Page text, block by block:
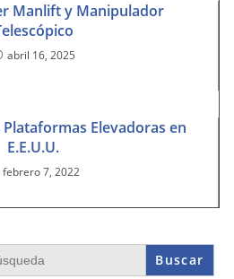
Manlift y Manipulador
abril 16, 2025
Elevadoras en
E.E.U.U.
febrero 7, 2022